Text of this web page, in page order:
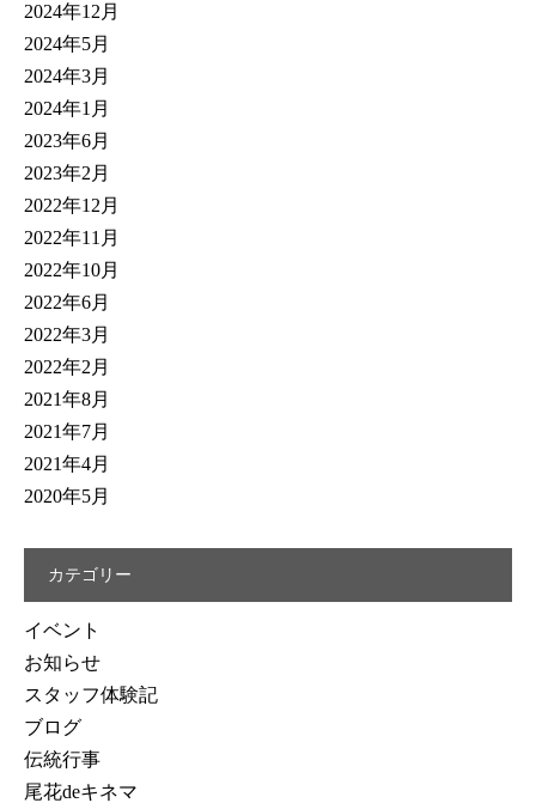
2024年12月
2024年5月
2024年3月
2024年1月
2023年6月
2023年2月
2022年12月
2022年11月
2022年10月
2022年6月
2022年3月
2022年2月
2021年8月
2021年7月
2021年4月
2020年5月
カテゴリー
イベント
お知らせ
スタッフ体験記
ブログ
伝統行事
尾花deキネマ